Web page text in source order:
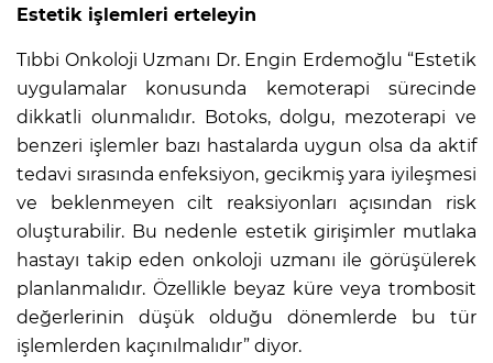
Estetik işlemleri erteleyin
Tıbbi Onkoloji Uzmanı Dr. Engin Erdemoğlu “Estetik
uygulamalar konusunda kemoterapi sürecinde
dikkatli olunmalıdır. Botoks, dolgu, mezoterapi ve
benzeri işlemler bazı hastalarda uygun olsa da aktif
tedavi sırasında enfeksiyon, gecikmiş yara iyileşmesi
ve beklenmeyen cilt reaksiyonları açısından risk
oluşturabilir. Bu nedenle estetik girişimler mutlaka
hastayı takip eden onkoloji uzmanı ile görüşülerek
planlanmalıdır. Özellikle beyaz küre veya trombosit
değerlerinin düşük olduğu dönemlerde bu tür
işlemlerden kaçınılmalıdır” diyor.